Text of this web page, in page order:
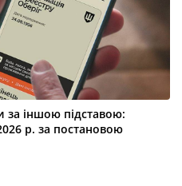
за іншою підставою:
р. за постановою